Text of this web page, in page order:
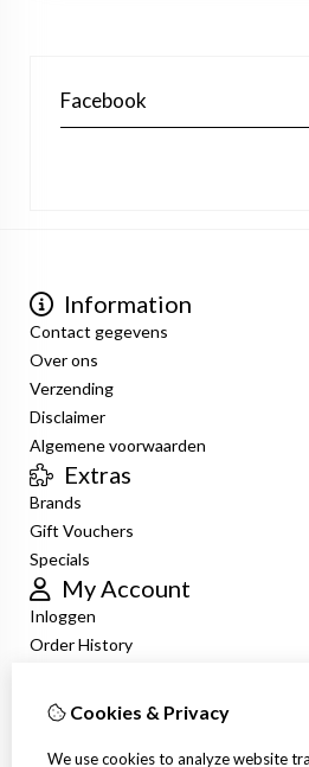
Facebook
Information
Contact gegevens
Over ons
Verzending
Disclaimer
Algemene voorwaarden
Extras
Brands
Gift Vouchers
Specials
My Account
Inloggen
Order History
Newsletter
Customer Service
Contact Us
Cookies & Privacy
We use cookies to analyze website